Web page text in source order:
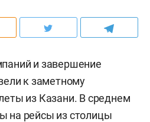
и завершение
к заметному
из Казани. В среднем
на рейсы из столицы